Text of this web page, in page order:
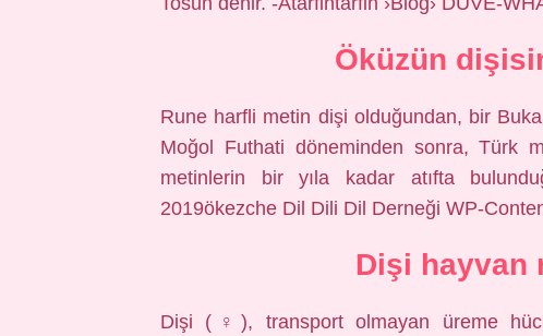
Öküzün
Rune harfli metin dişi olduğundan, bir
Moğol Futhati döneminden sonra, Türk
metinlerin bir yıla kadar atıfta
2019ökezche Dil Dili Dil Derneği WP-
Dişi hayvan
Dişi (♀), transport olmayan üreme